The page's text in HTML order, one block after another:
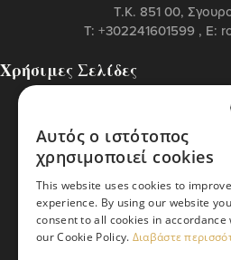
T.K. 851 00,
Τ: +302241601599 , Ε:
Χρήσιμες Σελίδες
Πολιτική
Πολιτική Προστασίας
Όροι
Πολιτική
Βασικός
Αυτός ο ιστότοπος
χρησιμοποιεί cookies
This website uses cookies to
experience. By using our website you
consent to all cookies in accordance
our Cookie Policy. Διαβάστε